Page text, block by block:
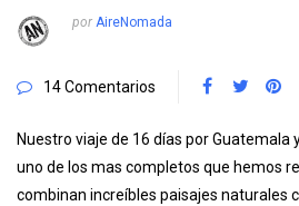
por AireNomada
14 Comentarios
Nuestro viaje de 16 días por Guatemala
uno de los mas completos que hemos
combinan increíbles paisajes naturales